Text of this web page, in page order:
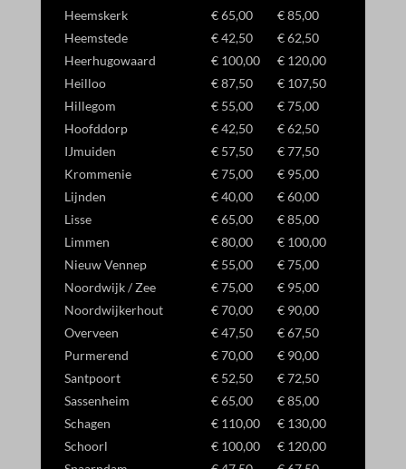
Heemskerk € 65,00
€ 85,00
Heemstede
€ 42,50
€ 62,50
Heerhugowaard
€ 100,00
€ 120,00
Heilloo
€ 87,50
€ 107,50
Hillegom
€ 55,00
€ 75,00
Hoofddorp
€ 42,50
€ 62,50
IJmuiden
€ 57,50
€ 77,50
Krommenie
€ 75,00
€ 95,00
Lijnden
€ 40,00
€ 60,00
Lisse
€ 65,00
€ 85,00
Limmen
€ 80,00
€ 100,00
Nieuw Vennep
€ 55,00
€ 75,00
Noordwijk / Zee
€ 75,00
€ 95,00
Noordwijkerhout
€ 70,00
€ 90,00
Overveen
€ 47,50
€ 67,50
Purmerend
€ 70,00
€ 90,00
Santpoort
€ 52,50
€ 72,50
Sassenheim
€ 65,00
€ 85,00
Schagen
€ 110,00
€ 130,00
Schoorl
€ 100,00
€ 120,00